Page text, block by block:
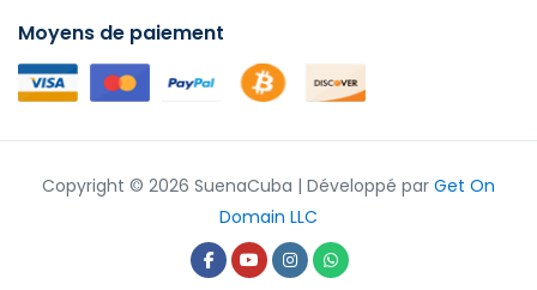
Moyens de paiement
Copyright © 2026 SuenaCuba | Développé par Get On
Domain LLC